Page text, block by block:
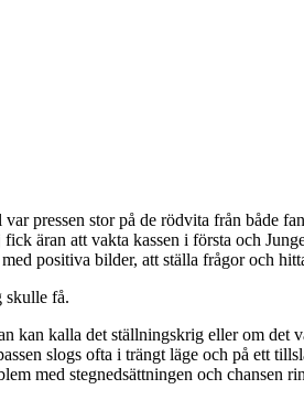
pressen stor på de rödvita från både
äran att vakta kassen i första och
positiva bilder, att ställa frågor och
skulle få.
kan kalla det ställningskrig eller om
slogs ofta i trängt läge och på ett
med stegnedsättningen och chansen